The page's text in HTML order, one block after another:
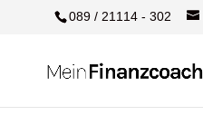
089 / 21114 - 302